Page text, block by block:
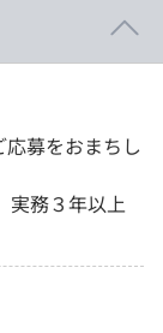
募をおまちし
実務３年以上